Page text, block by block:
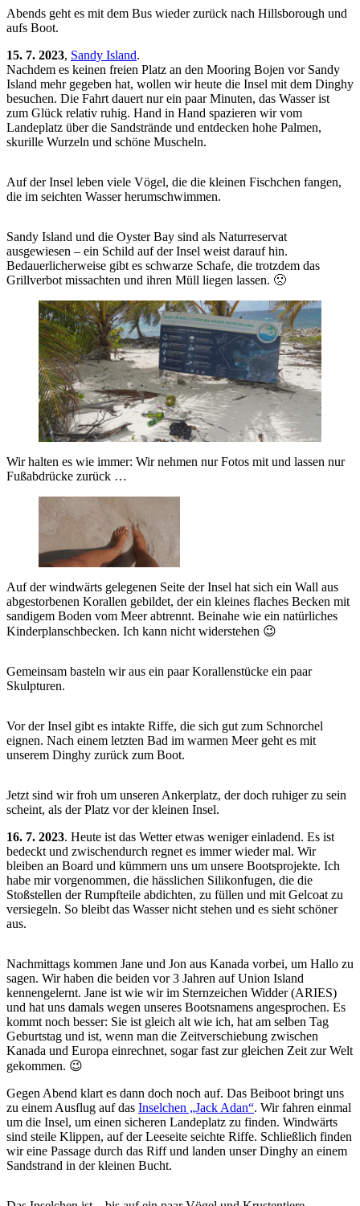
Abends geht es mit dem Bus wieder zurück nach Hillsborough und
aufs Boot.
15. 7. 2023, Sandy Island.
Nachdem es keinen freien Platz an den Mooring Bojen vor Sandy
Island mehr gegeben hat, wollen wir heute die Insel mit dem Dinghy
besuchen. Die Fahrt dauert nur ein paar Minuten, das Wasser ist
zum Glück relativ ruhig. Hand in Hand spazieren wir vom
Landeplatz über die Sandstrände und entdecken hohe Palmen,
skurille Wurzeln und schöne Muscheln.
Auf der Insel leben viele Vögel, die die kleinen Fischchen fangen,
die im seichten Wasser herumschwimmen.
Sandy Island und die Oyster Bay sind als Naturreservat
ausgewiesen – ein Schild auf der Insel weist darauf hin.
Bedauerlicherweise gibt es schwarze Schafe, die trotzdem das
Grillverbot missachten und ihren Müll liegen lassen. 🙁
Wir halten es wie immer: Wir nehmen nur Fotos mit und lassen nur
Fußabdrücke zurück …
Auf der windwärts gelegenen Seite der Insel hat sich ein Wall aus
abgestorbenen Korallen gebildet, der ein kleines flaches Becken mit
sandigem Boden vom Meer abtrennt. Beinahe wie ein natürliches
Kinderplanschbecken. Ich kann nicht widerstehen 😉
Gemeinsam basteln wir aus ein paar Korallenstücke ein paar
Skulpturen.
Vor der Insel gibt es intakte Riffe, die sich gut zum Schnorchel
eignen. Nach einem letzten Bad im warmen Meer geht es mit
unserem Dinghy zurück zum Boot.
Jetzt sind wir froh um unseren Ankerplatz, der doch ruhiger zu sein
scheint, als der Platz vor der kleinen Insel.
16. 7. 2023. Heute ist das Wetter etwas weniger einladend. Es ist
bedeckt und zwischendurch regnet es immer wieder mal. Wir
bleiben an Board und kümmern uns um unsere Bootsprojekte. Ich
habe mir vorgenommen, die hässlichen Silikonfugen, die die
Stoßstellen der Rumpfteile abdichten, zu füllen und mit Gelcoat zu
versiegeln. So bleibt das Wasser nicht stehen und es sieht schöner
aus.
Nachmittags kommen Jane und Jon aus Kanada vorbei, um Hallo zu
sagen. Wir haben die beiden vor 3 Jahren auf Union Island
kennengelernt. Jane ist wie wir im Sternzeichen Widder (ARIES)
und hat uns damals wegen unseres Bootsnamens angesprochen. Es
kommt noch besser: Sie ist gleich alt wie ich, hat am selben Tag
Geburtstag und ist, wenn man die Zeitverschiebung zwischen
Kanada und Europa einrechnet, sogar fast zur gleichen Zeit zur Welt
gekommen. 😉
Gegen Abend klart es dann doch noch auf. Das Beiboot bringt uns
zu einem Ausflug auf das Inselchen „Jack Adan“. Wir fahren einmal
um die Insel, um einen sicheren Landeplatz zu finden. Windwärts
sind steile Klippen, auf der Leeseite seichte Riffe. Schließlich finden
wir eine Passage durch das Riff und landen unser Dinghy an einem
Sandstrand in der kleinen Bucht.